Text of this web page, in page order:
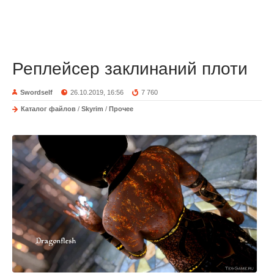
Реплейсер заклинаний плоти
Swordself 26.10.2019, 16:56 7 760
Каталог файлов / Skyrim / Прочее